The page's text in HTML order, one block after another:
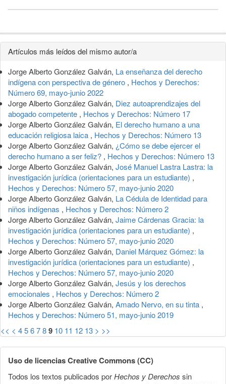
Detalles
del
artículo
Artículos más leídos del mismo autor/a
Jorge Alberto González Galván, La enseñanza del derecho
indígena con perspectiva de género , Hechos y Derechos:
Número 69, mayo-junio 2022
Jorge Alberto González Galván, Diez autoaprendizajes del
abogado competente , Hechos y Derechos: Número 17
Jorge Alberto González Galván, El derecho humano a una
educación religiosa laica , Hechos y Derechos: Número 13
Jorge Alberto González Galván, ¿Cómo se debe ejercer el
derecho humano a ser feliz? , Hechos y Derechos: Número 13
Jorge Alberto González Galván, José Manuel Lastra Lastra: la
investigación jurídica (orientaciones para un estudiante) ,
Hechos y Derechos: Número 57, mayo-junio 2020
Jorge Alberto González Galván, La Cédula de Identidad para
niños indígenas , Hechos y Derechos: Número 2
Jorge Alberto González Galván, Jaime Cárdenas Gracia: la
investigación jurídica (orientaciones para un estudiante) ,
Hechos y Derechos: Número 57, mayo-junio 2020
Jorge Alberto González Galván, Daniel Márquez Gómez: la
investigación jurídica (orientaciones para un estudiante) ,
Hechos y Derechos: Número 57, mayo-junio 2020
Jorge Alberto González Galván, Jesús y los derechos
emocionales , Hechos y Derechos: Número 2
Jorge Alberto González Galván, Amado Nervo, en su tinta ,
Hechos y Derechos: Número 51, mayo-junio 2019
<< < 456789 10 11 12 13 > >>
Uso de licencias Creative Commons (CC)
Todos los textos publicados porHechos y Derechos sin